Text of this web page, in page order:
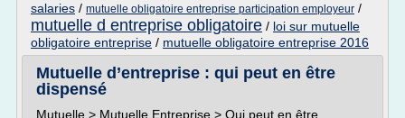
salaries / mutuelle obligatoire entreprise participation employeur /
mutuelle d entreprise obligatoire / loi sur mutuelle
obligatoire entreprise / mutuelle obligatoire entreprise 2016
Mutuelle d’entreprise : qui peut en être
dispensé
Mutuelle > Mutuelle Entreprise > Qui peut en être